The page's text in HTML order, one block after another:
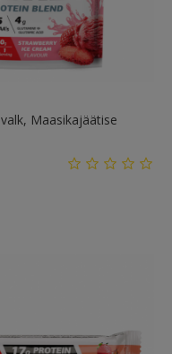
Maasikajäätise